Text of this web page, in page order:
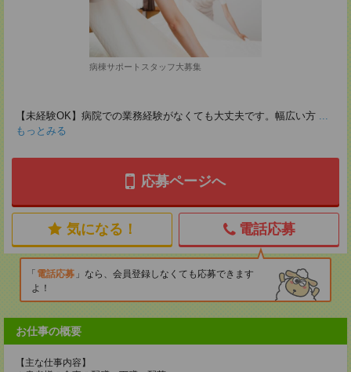
病棟サポートスタッフ大募集
【未経験OK】病院での業務経験がなくても大丈夫です。幅広い方 ...
もっとみる
応募ページへ
気になる！ 電話応募
電話応募
なら、会員登録しなくても応募できます
よ！
お仕事の概要
【主な仕事内容】